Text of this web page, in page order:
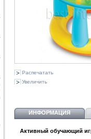
Распечатать
Увеличить
ИНФОРМАЦИЯ
Активный обучающий